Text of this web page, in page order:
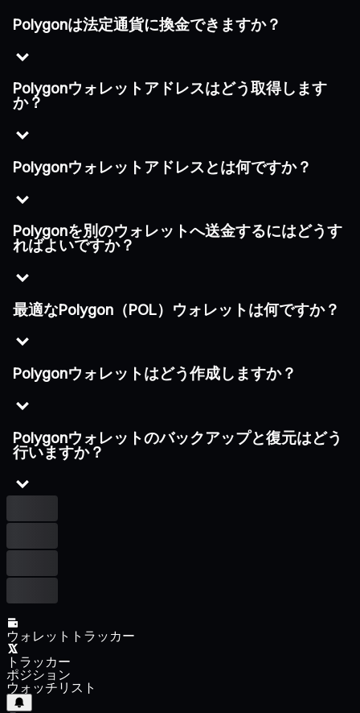
Polygonは法定通貨に換金できますか？
Polygonウォレットアドレスはどう取得します
か？
Polygonウォレットアドレスとは何ですか？
Polygonを別のウォレットへ送金するにはどうす
ればよいですか？
最適なPolygon（POL）ウォレットは何ですか？
Polygonウォレットはどう作成しますか？
Polygonウォレットのバックアップと復元はどう
行いますか？
ウォレットトラッカー
トラッカー
ポジション
ウォッチリスト